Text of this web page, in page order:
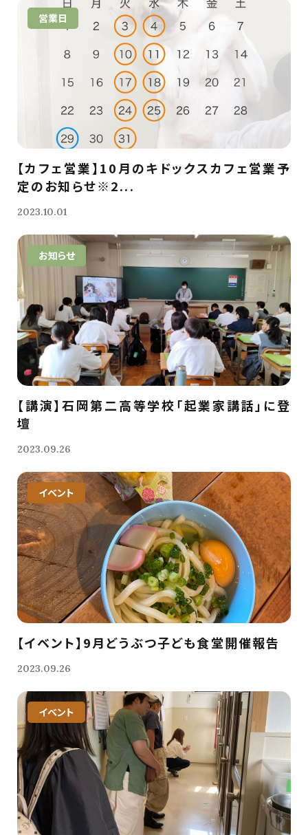
営業日
【カフェ営業】10月のキドックスカフェ営業予
定のお知らせ※2...
2023.10.01
お知らせ
【講演】石岡第二高等学校「起業家講話」に登
壇
2023.09.26
イベント
【イベント】9月どうぶつ子ども食堂開催報告
2023.09.26
イベント